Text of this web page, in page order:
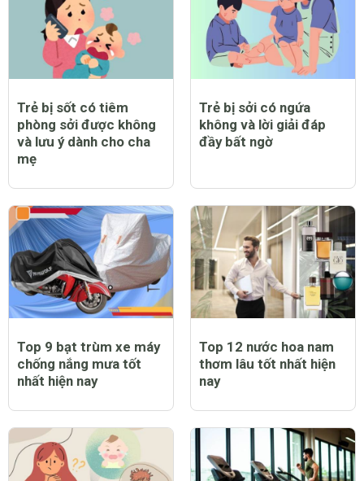
Trẻ bị sốt có tiêm
phòng sởi được không
và lưu ý dành cho cha
mẹ
Trẻ bị sởi có ngứa
không và lời giải đáp
đầy bất ngờ
Top 9 bạt trùm xe máy
chống nắng mưa tốt
nhất hiện nay
Top 12 nước hoa nam
thơm lâu tốt nhất hiện
nay